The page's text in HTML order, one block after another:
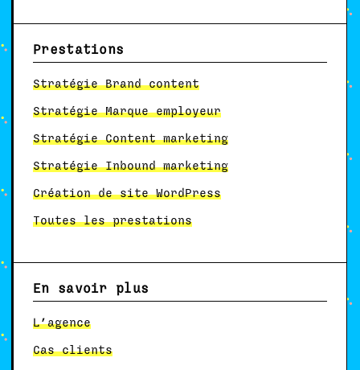
Prestations
Stratégie Brand content
Stratégie Marque employeur
Stratégie Content marketing
Stratégie Inbound marketing
Création de site WordPress
Toutes les prestations
En savoir plus
L’agence
Cas clients